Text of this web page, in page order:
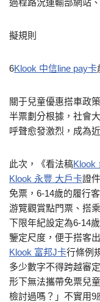
過程路況運輸部網站
擬規則
6Klook 中信line pay卡
關于兒童優惠搭車政
半票劃分根據，社會
呼聲愈發激烈，成為
此次，《看法稿Klook
Klook 永豐 大戶卡證
免票，6-14歲的履行
游覽觀賞點門票、搭
下限年紀設定為6-14
鑒定尺度，便于搭客
Klook 富邦J卡行條例
多少數字不得跨越審
形下無法攜帶免票兒
檢討過嗎？」不實用9